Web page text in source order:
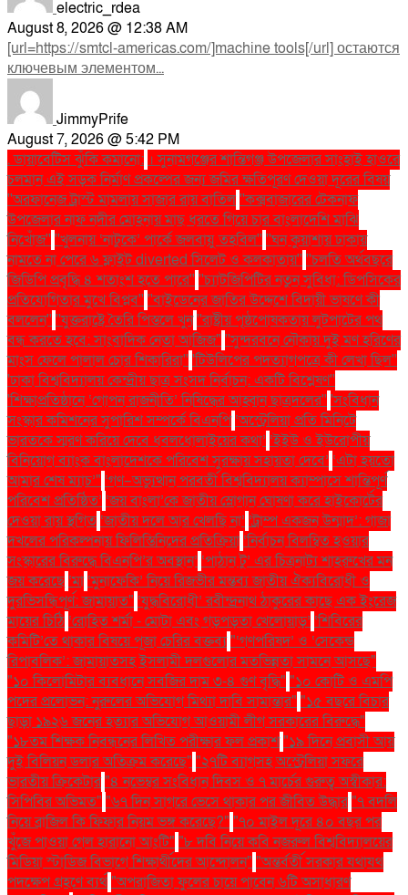
electric_rdea
August 8, 2026 @ 12:38 AM
[url=https://smtcl-americas.com/]machine tools[/url] остаются
ключевым элементом...
JimmyPrife
August 7, 2026 @ 5:42 PM
. ডায়াবেটিস ঝুঁকি কমানো:। সুনামগঞ্জের শান্তিগঞ্জ উপজেলার সাংহাই হাওরে
চলমান এই সড়ক নির্মাণ প্রকল্পের জন্য জমির ক্ষতিপূরণ দেওয়া দূরের বিষয়
''অরফানেজ ট্রাস্ট মামলায় সাজার রায় বাতিল''কক্সবাজারের টেকনাফ
উপজেলার নাফ নদীর মোহনায় মাছ ধরতে গিয়ে চার বাংলাদেশি মাঝি
নিখোঁজ''''খুলনায় ‘নাটুকে’ পার্কে জলবায়ু তহবিল''''ঘন কুয়াশায় ঢাকায়
নামতে না পেরে ৬ ফ্লাইট diverted সিলেট ও কলকাতায়''''চলতি অর্থবছরে
জিডিপি প্রবৃদ্ধি ৪ শতাংশ হতে পারে''''চ্যাটজিপিটির নতুন সুবিধা: ডিপসিকের
প্রতিযোগিতার মুখে বিপ্লব''''বাইডেনের জাতির উদ্দেশে বিদায়ী ভাষণে কী
বললেন''''যুক্তরাষ্ট্রে তৈরি পিস্তলে খুন''রাষ্ট্রীয় পৃষ্ঠপোষকতায় লুটপাটের পথ
বন্ধ করতে হবে: সাংবাদিক নেতা আজিজ"''সুন্দরবনে নৌকায় দুই মণ হরিণের
মাংস ফেলে পালাল চোর শিকারিরা'''টিউলিপের পদত্যাগপত্রে কী লেখা ছিল''
'ঢাকা বিশ্ববিদ্যালয় কেন্দ্রীয় ছাত্র সংসদ নির্বাচন: একটি বিশ্লেষণ''
'শিক্ষাপ্রতিষ্ঠানে ‘গোপন রাজনীতি’ নিষিদ্ধের আহ্বান ছাত্রদলের'''সংবিধান
সংস্কার কমিশনের সুপারিশ সম্পর্কে বিএনপি‘অস্ট্রেলিয়া প্রতি মিনিটে
ভারতকে স্মরণ করিয়ে দেবে ধবলধোলাইয়ের কথা’‘ইইউ ও ইউরোপীয়
বিনিয়োগ ব্যাংক বাংলাদেশকে পরিবেশ সুরক্ষায় সহায়তা দেবে’‘এটা হয়তো
আমার শেষ ম্যাচ’"‘গণ–অভ্যুত্থান পরবর্তী বিশ্ববিদ্যালয় ক্যাম্পাসে শান্তিপূর্ণ
পরিবেশ প্রতিষ্ঠিত’‘জয় বাংলা’কে জাতীয় স্লোগান ঘোষণা করে হাইকোর্টের
দেওয়া রায় স্থগিত‘জাতীয় দলে আর খেলছি না’‘ট্রাম্প একজন উন্মাদ’: গাজা
দখলের পরিকল্পনায় ফিলিস্তিনিদের প্রতিক্রিয়া‘নির্বাচন বিলম্বিত হওয়ার
সংস্কারের বিরুদ্ধে বিএনপি’র অবস্থান’‘পাঠান টু’ এর চিত্রনাট্য শাহরুখের মন
জয় করেছে‘মা‘মুনাফেকি’ নিয়ে রিজভীর মন্তব্য জাতীয় ঐক্যবিরোধী ও
দুরভিসন্ধিপূর্ণ: জামায়াত"‘যুদ্ধবিরোধী’ রবীন্দ্রনাথ ঠাকুরের কাছে এক ইংরেজ
মায়ের চিঠি‘রোহিত শর্মা - মোটা এবং গড়পড়তা খেলোয়াড়’‘শিবিরের
কমিটি’তে থাকার বিষয়ে পূজা চেরির বক্তব্য"‘গণপরিষদ’ ও ‘সেকেন্ড
রিপাবলিক’: জামায়াতসহ ইসলামী দলগুলোর মতভিন্নতা সামনে আসছে"
"১০ কিলোমিটার ব্যবধানে সবজির দাম ৩-৪ গুণ বৃদ্ধি""১০ কোটি ও এমপি
পদের প্রলোভন: নুরুলের অভিযোগ মিথ্যা দাবি সামান্তার""১৫ বছরে বিচার
ছাড়া ১৯২৬ জনের হত্যার অভিযোগ আওয়ামী লীগ সরকারের বিরুদ্ধে"
"১৮তম শিক্ষক নিবন্ধনের লিখিত পরীক্ষার ফল প্রকাশ"১৯ দিনে প্রবাসী আয়
দুই বিলিয়ন ডলার অতিক্রম করেছে""২৭টি ব্যাগসহ অস্ট্রেলিয়া সফরে
ভারতীয় ক্রিকেটার"৪ নভেম্বর সংবিধান দিবস ও ৭ মার্চের গুরুত্ব অস্বীকার:
সিপিবির অভিমত""৬৭ দিন সাগরে ভেসে থাকার পর জীবিত উদ্ধার"৭ বদলি
নিয়ে ব্রাজিল কি ফিফার নিয়ম ভঙ্গ করেছে?""৭০ মাইল দূরে ৪০ বছর পর
খুঁজে পাওয়া গেল হারানো আংটি""৮ দবি নিয়ে কবি নজরুল বিশ্ববিদ্যালয়ের
মিডিয়া স্টাডিজ বিভাগে শিক্ষার্থীদের আন্দোলন""অন্তর্বর্তী সরকার যথাযথ
পদক্ষেপ গ্রহণে ব্যর্থ"অপরাজিতা ফুলের চায়ে পাবেন ৬টি অসাধারণ